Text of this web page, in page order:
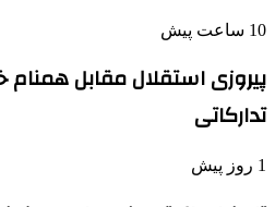
10 ساعت پیش
پیروزی استقلال مقابل همنام
تدارکاتی
1 روز پیش